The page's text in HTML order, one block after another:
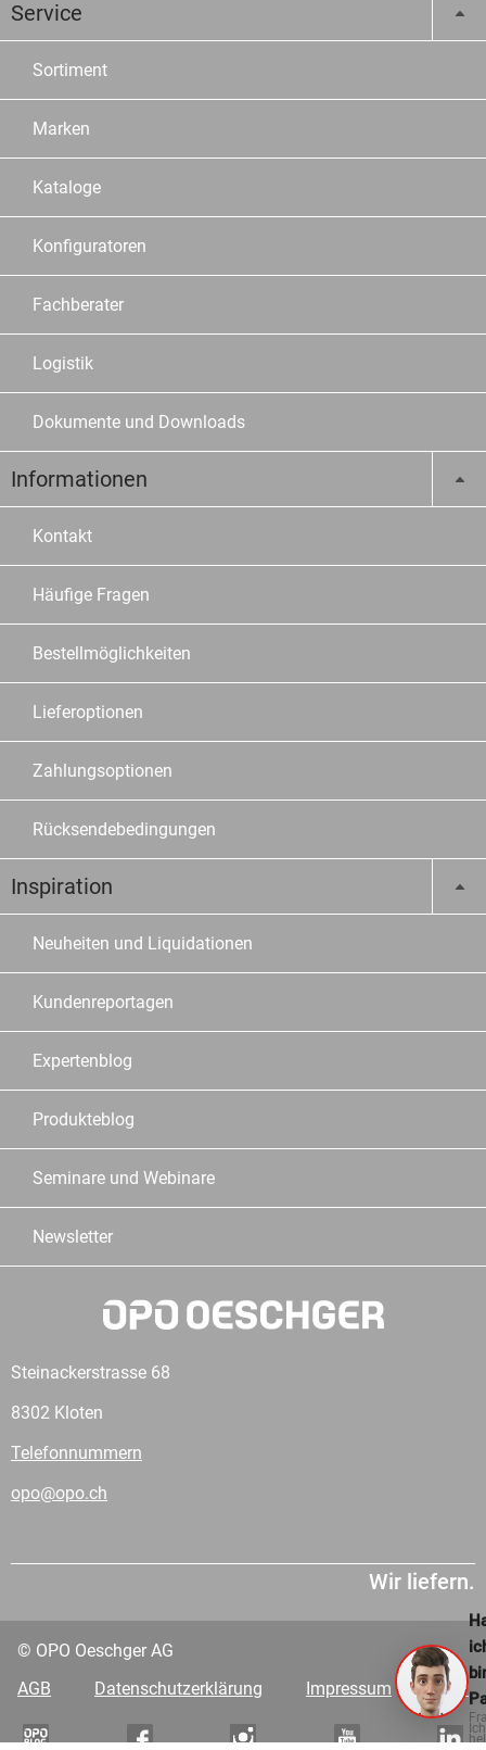
Service
Sortiment
Marken
Kataloge
Konfiguratoren
Fachberater
Logistik
Dokumente und Downloads
Informationen
Kontakt
Häufige Fragen
Bestellmöglichkeiten
Lieferoptionen
Zahlungsoptionen
Rücksendebedingungen
Inspiration
Neuheiten und Liquidationen
Kundenreportagen
Expertenblog
Produkteblog
Seminare und Webinare
Newsletter
Steinackerstrasse 68
8302 Kloten
Telefonnummern
opo@opo.ch
Wir liefern.
© OPO Oeschger AG
AGB
Datenschutzerklärung Impressum VDP
Ich